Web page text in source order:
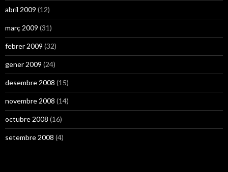
abril 2009 (12)
març 2009 (31)
febrer 2009 (32)
gener 2009 (24)
desembre 2008 (15)
novembre 2008 (14)
octubre 2008 (16)
setembre 2008 (4)